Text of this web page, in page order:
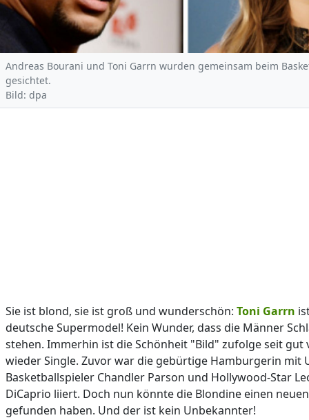
Andreas Bourani und Toni Garrn wurden gemeinsam beim
gesichtet.
Bild: dpa
Sie ist blond, sie ist groß und wunderschön: Toni Garrn
deutsche Supermodel! Kein Wunder, dass die Männer
stehen. Immerhin ist die Schönheit "Bild" zufolge seit gut
wieder Single. Zuvor war die gebürtige Hamburgerin mit
Basketballspieler Chandler Parson und Hollywood-Star
DiCaprio liiert. Doch nun könnte die Blondine einen
gefunden haben. Und der ist kein Unbekannter!